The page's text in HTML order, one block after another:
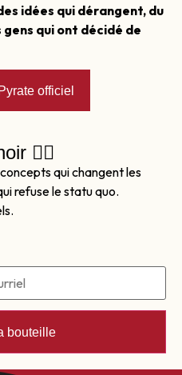
idées qui dérangent, du
qui ont décidé de
officiel
🏴‍☠️
qui changent les
refuse le statu quo.